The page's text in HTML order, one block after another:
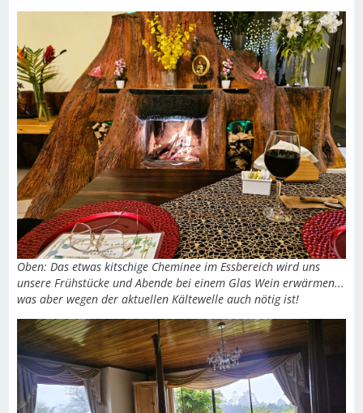
Oben: Das etwas kitschige Cheminee im Essbereich wird uns
unsere Frühstücke und Abende bei einem Glas Wein erwärmen...
was aber wegen der aktuellen Kältewelle auch nötig ist!